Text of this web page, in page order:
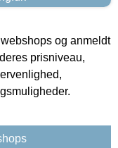
og anmeldt
prisniveau,